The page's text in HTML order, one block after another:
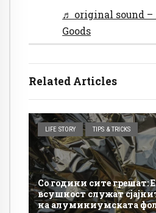
Related Articles
LIFE STORY TIPS & TRICKS
Со години сите грешат:
всушност служат
на алуминиумската
♬ original sound –
Goods